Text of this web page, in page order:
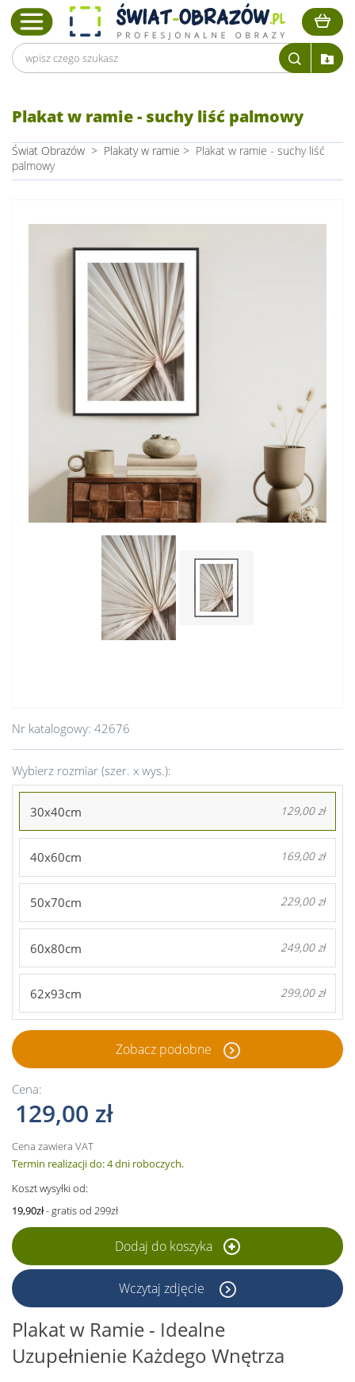
Plakat w ramie - suchy liść palmowy
Świat Obrazów > Plakaty w ramie > Plakat w ramie - suchy liść
palmowy
Nr katalogowy: 42676
Wybierz rozmiar (szer. x wys.):
30x40cm 129,00 zł
40x60cm 169,00 zł
50x70cm 229,00 zł
60x80cm 249,00 zł
62x93cm 299,00 zł
Zobacz podobne
Cena:
129,00 zł
Cena zawiera VAT
Termin realizacji do: 4 dni roboczych.
Koszt wysyłki od:
19,90zł- gratis od 299zł
Dodaj do koszyka
Wczytaj zdjęcie
Plakat w Ramie - Idealne
Uzupełnienie Każdego Wnętrza